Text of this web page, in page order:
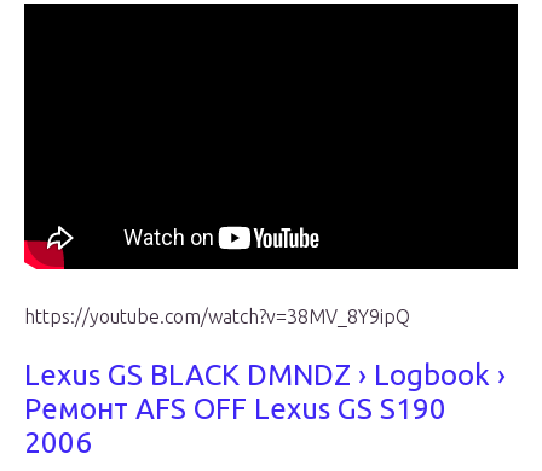
https://youtube.com/watch?v=38MV_8Y9ipQ
Lexus GS BLACK DMNDZ › Logbook ›
Ремонт AFS OFF Lexus GS S190
2006